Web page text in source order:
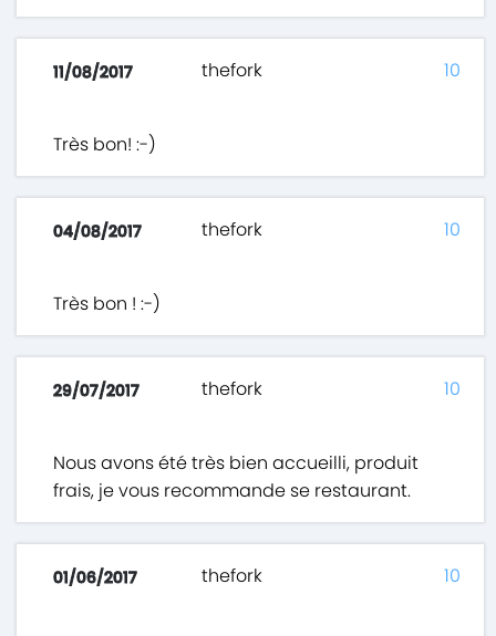
11/08/2017 thefork
Très bon! :-)
10
04/08/2017 thefork
Très bon ! :-)
10
29/07/2017 thefork
Nous avons été très bien accueilli, produit
frais, je vous recommande se restaurant.
10
01/06/2017 thefork 10